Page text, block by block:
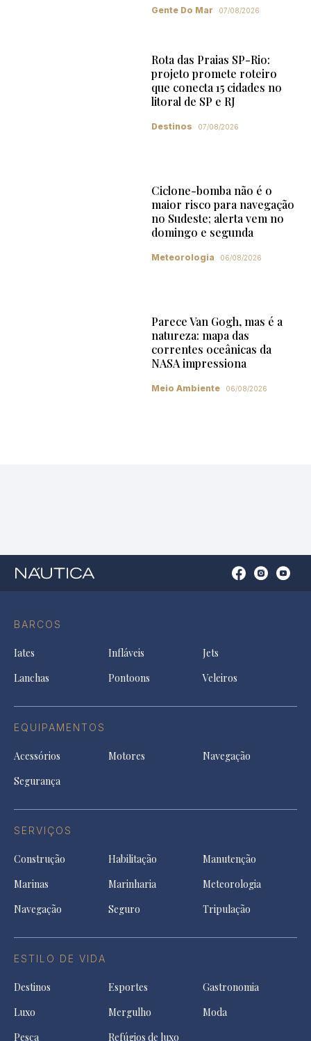
Gente Do Mar 07/08/2026
Rota das Praias SP-Rio:
projeto promete roteiro
que conecta 15 cidades no
litoral de SP e RJ
Destinos 07/08/2026
Ciclone-bomba não é o
maior risco para navegação
no Sudeste; alerta vem no
domingo e segunda
Meteorologia 06/08/2026
Parece Van Gogh, mas é a
natureza: mapa das
correntes oceânicas da
NASA impressiona
Meio Ambiente 06/08/2026
BARCOS
Iates Infláveis
Jets
Lanchas
Pontoons Veleiros
EQUIPAMENTOS
Acessórios Motores
Navegação
Segurança
SERVIÇOS
Construção Habilitação
Manutenção
Marinas
Marinharia
Meteorologia
Navegação
Seguro Tripulação
ESTILO DE VIDA
Destinos Esportes
Gastronomia
Luxo
Mergulho
Moda
Pesca
Refúgios de luxo
OpenOpenOpen